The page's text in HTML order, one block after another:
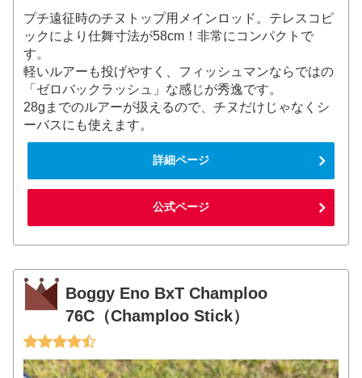
プチ遠征時のチヌトップ用メインロッド。テレスコピ
ックにより仕舞寸法が58cm！非常にコンパクトで
す。
軽いルアーも投げやすく、フィッシュマンならではの
「ゼロバックラッシュ」な感じが秀逸です。
28gまでのルアーが扱えるので、チヌだけじゃなくシ
ーバスにも使えます。
詳細ページ
公式ページ
Boggy Eno BxT Champloo
76C（Champloo Stick）